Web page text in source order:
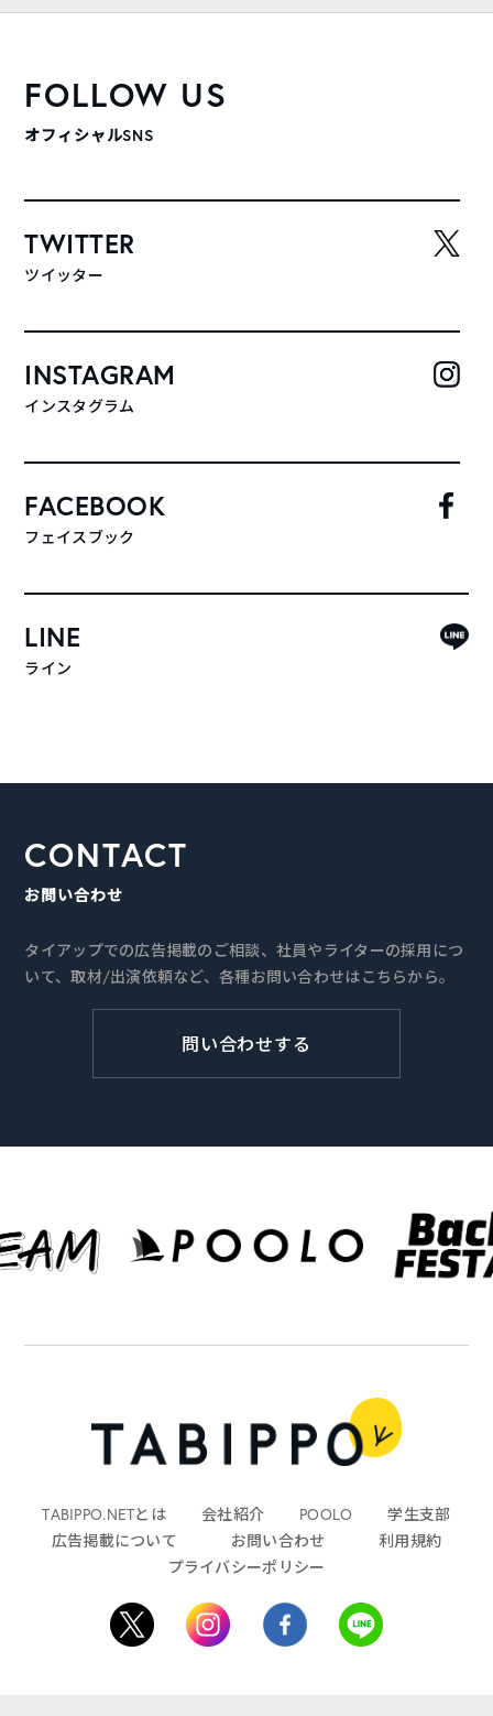
FOLLOW US
オフィシャルSNS
TWITTER
ツイッター
INSTAGRAM
インスタグラム
FACEBOOK
フェイスブック
LINE
ライン
CONTACT
お問い合わせ
タイアップでの広告掲載のご相談、社員やライターの採用につ
いて、取材/出演依頼など、各種お問い合わせはこちらから。
問い合わせする
TABIPPO.NETとは 会社紹介 POOLO
学生支部
広告掲載について
お問い合わせ
利用規約
プライバシーポリシー